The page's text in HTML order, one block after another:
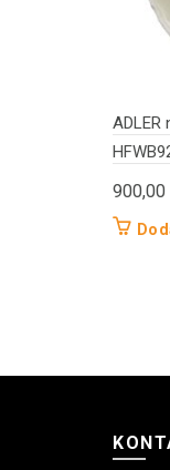
ADLER
900,00